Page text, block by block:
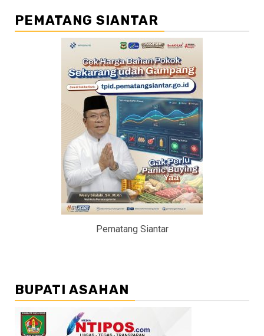
PEMATANG SIANTAR
Pematang Siantar
BUPATI ASAHAN